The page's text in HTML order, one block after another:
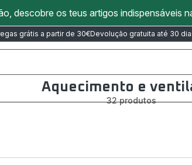
descobre os teus artigos indispensáveis
grátis a partir de 30€Devolução gratuita até 30
Aquecimento e
32 produtos